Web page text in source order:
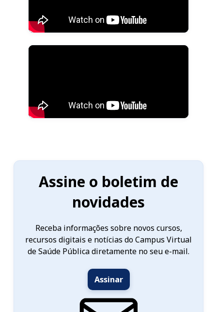
Assine o boletim de
novidades
Receba informações sobre novos cursos,
recursos digitais e notícias do Campus Virtual
de Saúde Pública diretamente no seu e-mail.
Assinar